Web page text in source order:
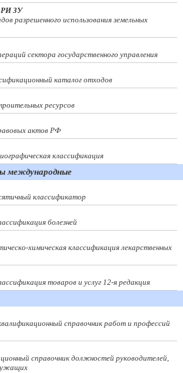
ЗУ
разрешенного использования земельных
сектора государственного управления
каталог отходов
ресурсов
актов РФ
классификация
международные
классификатор
болезней
химическая классификация лекарственных
товаров и услуг 12-я редакция
справочник работ и профессий
справочник должностей руководителей,